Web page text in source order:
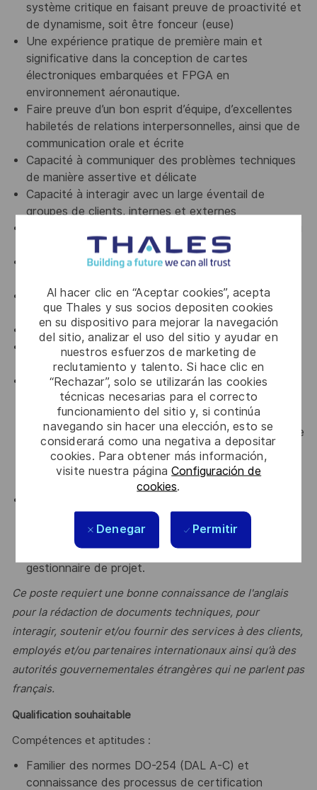
Al hacer clic en “Aceptar cookies”, acepta
que Thales y sus socios depositen cookies
en su dispositivo para mejorar la navegación
del sitio, analizar el uso del sitio y ayudar en
nuestros esfuerzos de marketing de
reclutamiento y talento. Si hace clic en
“Rechazar”, solo se utilizarán las cookies
técnicas necesarias para el correcto
funcionamiento del sitio y, si continúa
navegando sin hacer una elección, esto se
considerará como una negativa a depositar
cookies. Para obtener más información,
visite nuestra páginaConfiguración de
cookies.
Denegar Permitir
système critique en faisant preuve de proactivité et
de dynamisme, soit être fonceur (euse)
Une expérience pratique de première main et
significative dans la conception de cartes
électroniques embarquées et FPGA en
environnement aéronautique.
Faire preuve d’un bon esprit d’équipe, d’excellentes
habiletés de relations interpersonnelles, ainsi que de
communication orale et écrite
Capacité à communiquer des problèmes techniques
de manière assertive et délicate
Capacité à interagir avec un large éventail de
groupes de clients, internes et externes
de projets techniques
Être capable de diriger plusieurs projets de
Expérience en aéronautique ou domaine réglementé
(médical, militaire, spatial).
Bilinguisme (français/anglais)
Expérience en communication avec des fournisseurs
Rédige les documents de vérification des
spécifications techniques et des tests de
conception pour s’assurer que le produit répond aux
exigences de conception/système/client. Préparer le
matériel et faire des présentations pour les revues
formelles de conception et les réunions techniques
d’autres organisations d’ingénierie et de non-
ingénierie telles que : la qualité, l’industrie, l’ingénierie
de test, le logiciel, l’ingénierie système et
gestionnaire de projet.
Ce poste requiert une bonne connaissance de l'anglais
pour la rédaction de documents techniques, pour
interagir, soutenir et/ou fournir des services à des clients,
employés et/ou partenaires internationaux ainsi qu’à des
autorités gouvernementales étrangères qui ne parlent pas
français.
Qualification souhaitable
Compétences et aptitudes :
Familier des normes DO-254 (DAL A-C) et
connaissance des processus de certification